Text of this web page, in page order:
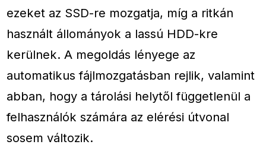
ezeket az SSD-re mozgatja, míg a ritkán
használt állományok a lassú HDD-kre
kerülnek. A megoldás lényege az
automatikus fájlmozgatásban rejlik, valamint
abban, hogy a tárolási helytől függetlenül a
felhasználók számára az elérési útvonal
sosem változik.